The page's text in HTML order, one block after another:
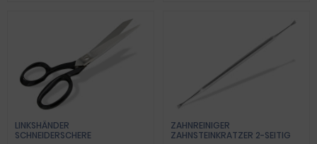
LINKSHÄNDER
SCHNEIDERSCHERE
ZAHNREINIGER
ZAHNSTEINKRATZER 2-SEITIG